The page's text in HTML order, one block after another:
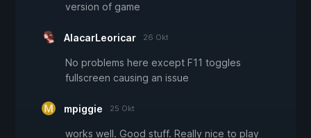
version of game
AlacarLeoricar 26 Okt
No problems here except F11 toggles
fullscreen causing an issue
mpiggie 25 Okt
works well. Good stuff. Really nice to play